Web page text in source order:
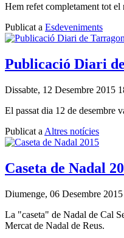
Hem refet completament tot el
Publicat a Esdeveniments
Publicació Diari
Dissabte, 12 Desembre 2015
El passat dia 12 de desembre
Publicat a Altres notícies
Caseta de Nadal
Diumenge, 06 Desembre
La "caseta" de Nadal de Cal
Mercat de Nadal de Reus.